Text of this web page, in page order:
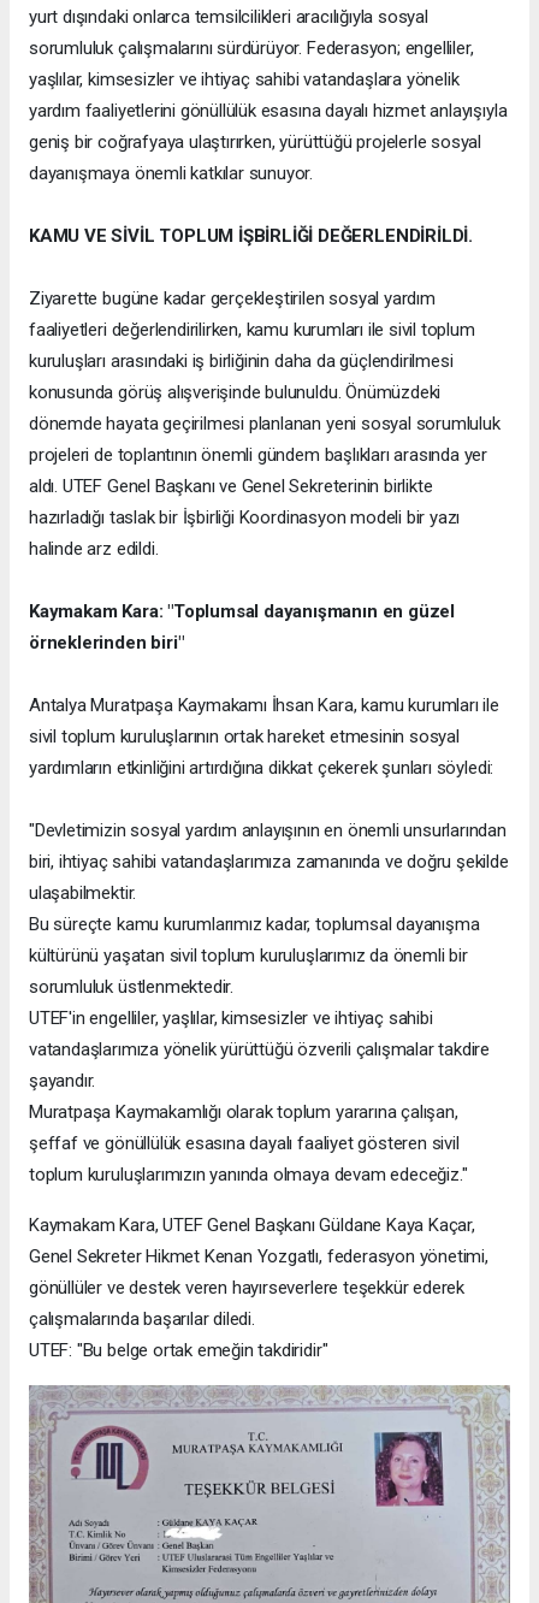
yurt dışındaki onlarca temsilcilikleri aracılığıyla sosyal
sorumluluk çalışmalarını sürdürüyor. Federasyon; engelliler,
yaşlılar, kimsesizler ve ihtiyaç sahibi vatandaşlara yönelik
yardım faaliyetlerini gönüllülük esasına dayalı hizmet anlayışıyla
geniş bir coğrafyaya ulaştırırken, yürüttüğü projelerle sosyal
dayanışmaya önemli katkılar sunuyor.
KAMU VE SİVİL TOPLUM İŞBİRLİĞİ DEĞERLENDİRİLDİ.
Ziyarette bugüne kadar gerçekleştirilen sosyal yardım
faaliyetleri değerlendirilirken, kamu kurumları ile sivil toplum
kuruluşları arasındaki iş birliğinin daha da güçlendirilmesi
konusunda görüş alışverişinde bulunuldu. Önümüzdeki
dönemde hayata geçirilmesi planlanan yeni sosyal sorumluluk
projeleri de toplantının önemli gündem başlıkları arasında yer
aldı. UTEF Genel Başkanı ve Genel Sekreterinin birlikte
hazırladığı taslak bir İşbirliği Koordinasyon modeli bir yazı
halinde arz edildi.
Kaymakam Kara: "Toplumsal dayanışmanın en güzel
örneklerinden biri"
Antalya Muratpaşa Kaymakamı İhsan Kara, kamu kurumları ile
sivil toplum kuruluşlarının ortak hareket etmesinin sosyal
yardımların etkinliğini artırdığına dikkat çekerek şunları söyledi:
"Devletimizin sosyal yardım anlayışının en önemli unsurlarından
biri, ihtiyaç sahibi vatandaşlarımıza zamanında ve doğru şekilde
ulaşabilmektir.
Bu süreçte kamu kurumlarımız kadar, toplumsal dayanışma
kültürünü yaşatan sivil toplum kuruluşlarımız da önemli bir
sorumluluk üstlenmektedir.
UTEF'in engelliler, yaşlılar, kimsesizler ve ihtiyaç sahibi
vatandaşlarımıza yönelik yürüttüğü özverili çalışmalar takdire
şayandır.
Muratpaşa Kaymakamlığı olarak toplum yararına çalışan,
şeffaf ve gönüllülük esasına dayalı faaliyet gösteren sivil
toplum kuruluşlarımızın yanında olmaya devam edeceğiz."
Kaymakam Kara, UTEF Genel Başkanı Güldane Kaya Kaçar,
Genel Sekreter Hikmet Kenan Yozgatlı, federasyon yönetimi,
gönüllüler ve destek veren hayırseverlere teşekkür ederek
çalışmalarında başarılar diledi.
UTEF: "Bu belge ortak emeğin takdiridir"